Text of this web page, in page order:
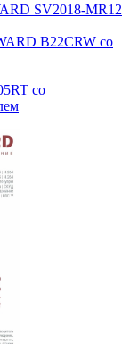
SV2018-MR12
B22CRW со
со